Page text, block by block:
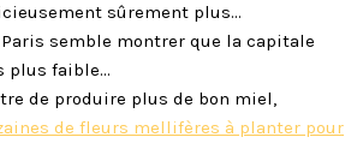
sûrement plus…
semble montrer que la capitale
plus faible…
de produire plus de bon miel,
de fleurs mellifères à planter pour